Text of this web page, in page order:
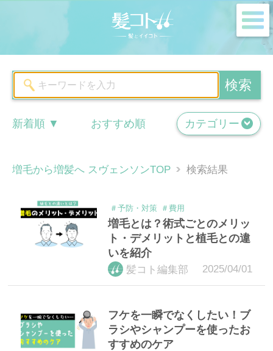
検索
新着順 おすすめ順 カテゴリー
増毛から増髪へ スヴェンソンTOP 検索結果
＃予防・対策 ＃費用
増毛とは？術式ごとのメリッ
ト・デメリットと植毛との違
いを紹介
髪コト編集部
2025/04/01
フケを一瞬でなくしたい！ブ
ラシやシャンプーを使ったお
すすめのケア